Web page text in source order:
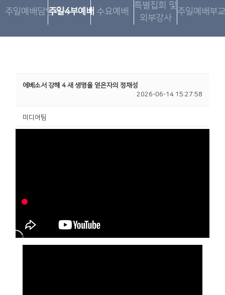
주일예배담임목사주일4부예배 수요예배
특별집회 및
외부강사
주일예배부
에베소서 강해 4 새 생명을 얻은자의 정채성
2026-06-14 15:27:58
미디어팀